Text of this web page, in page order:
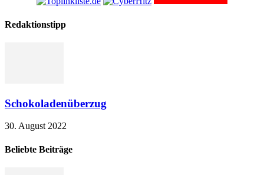
Redaktionstipp
Schokoladenüberzug
30. August 2022
Beliebte Beiträge